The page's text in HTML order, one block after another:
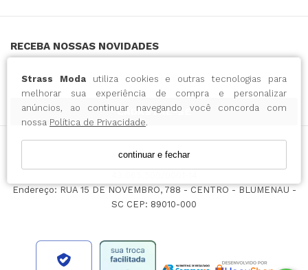
Strass Modautiliza cookies e outras tecnologias para
melhorar sua experiência de compra e personalizar
anúncios, ao continuar navegando você concorda com
nossa Política de Privacidade.
continuar e fechar
RECEBA NOSSAS NOVIDADES
CADASTRE-SE
INTENSE COMERCIO DO VESTUARIO LTDA / CNPJ:
Endereço: RUA 15 DE NOVEMBRO, 788 - CENTRO - BLUMENAU -
SC CEP: 89010-000